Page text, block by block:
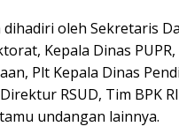
oleh Sekretaris
Kepala Dinas PUPR,
Plt Kepala Dinas
RSUD, Tim BPK
undangan lainnya.